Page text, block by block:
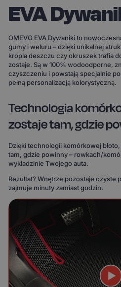
EVA
OMEVO EVA Dywaniki to
gumy i weluru – dzięki unikalnej
kropla deszczu czy okruszek trafia
zostaje. Są w 100% wodoodporne,
czyszczeniu i powstają specjalnie
pełną personalizacją kolorystyczną.
Technologia
zostaje tam, gdzie
Dzięki technologii komórkowej
tam, gdzie powinny – rowkach/
wykładzinie Twojego auta.
Rezultat? Wnętrze pozostaje czyste
zajmuje minuty zamiast godzin.